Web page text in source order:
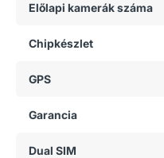
Előlapi kamerák száma
Chipkészlet
GPS
Garancia
Dual SIM